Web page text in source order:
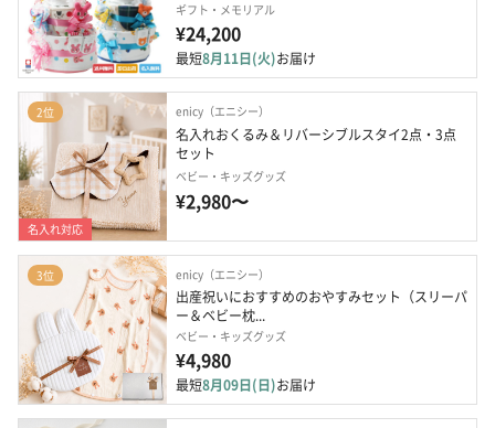
ギフト・メモリアル
¥24,200
最短8月11日(火)お届け
2位
名入れ対応
enicy（エニシー）
名入れおくるみ＆リバーシブルスタイ2点・3点
セット
ベビー・キッズグッズ
¥2,980〜
3位 enicy（エニシー）
出産祝いにおすすめのおやすみセット（スリーパ
ー＆ベビー枕...
ベビー・キッズグッズ
¥4,980
最短8月09日(日)お届け